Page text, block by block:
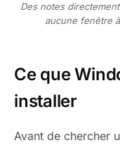
Des notes
aucune fenêtre
Ce que
installer
Avant de chercher